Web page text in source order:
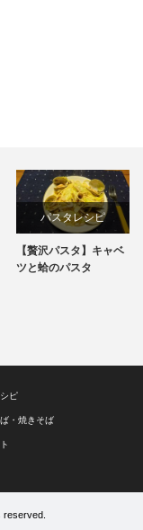
パスタレシピ
料理レシピ
【贅沢パスタ】キャベ
ツと蛤のパスタ
ピ
・焼きそば
reserved.